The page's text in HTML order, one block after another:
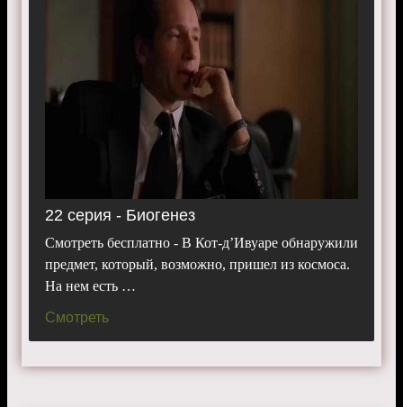
22 серия - Биогенез
Смотреть бесплатно - В Кот-д’Ивуаре обнаружили
предмет, который, возможно, пришел из космоса.
На нем есть …
Смотреть